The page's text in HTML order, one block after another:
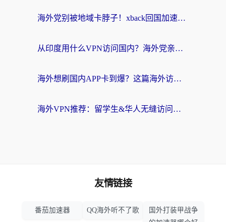
海外党别被地域卡脖子！xback回国加速器选择全攻略，轻松刷剧玩国服
从印度用什么VPN访问国内？海外党亲测的无缝回国上网指南
海外想刷国内APP卡到爆？这篇海外访问国内服务器加速指南帮你解决所有问题
海外VPN推荐：留学生&华人无缝访问国内资源的避坑指南
友情链接
番茄加速器 QQ海外听不了歌
国外打装甲战争